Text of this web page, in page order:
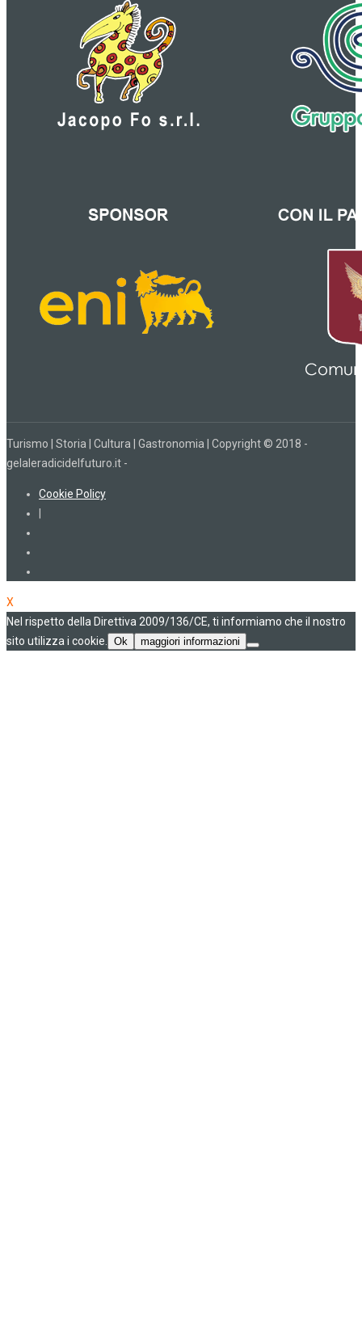
Turismo | Storia | Cultura | Gastronomia | Copyright © 2018 -
gelaleradicidelfuturo.it -
Cookie Policy
X
Nel rispetto della Direttiva 2009/136/CE, ti informiamo che il nostro
sito utilizza i cookie. Ok maggiori informazioni